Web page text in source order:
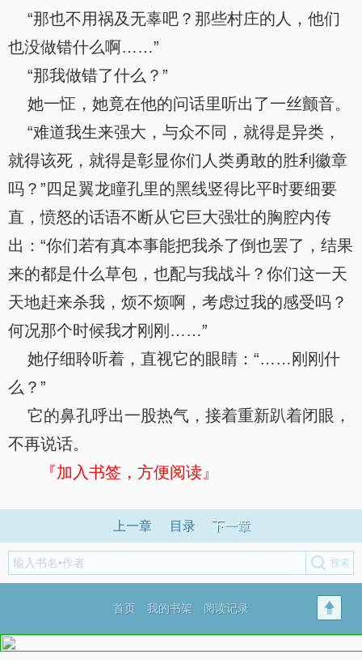
“那也不用祸及无辜吧？那些村庄的人，他们
也没做错什么啊……”
“那我做错了什么？”
她一怔，她竟在他的问话里听出了一丝颤音。
“难道我生来强大，与众不同，就得是异类，
就得该死，就得是彰显你们人类勇敢的胜利徽章
吗？”四足翼龙瞳孔里的黑线竖得比平时要细要
直，愤怒的话语不断从它巨大强壮的胸腔内传
出：“你们若有真本事能把我杀了倒也罢了，结果
来的都是什么草包，也配与我战斗？你们这一天
天地赶来杀我，烦不烦啊，考虑过我的感受吗？
何况那个时候我才刚刚……”
她仔细聆听着，直视它的眼睛：“……刚刚什
么？”
它的鼻孔呼出一股热气，接着重新趴着闭眼，
不再说话。
『加入书签，方便阅读』
上一章 目录 下一章
首页 我的书架 阅读记录